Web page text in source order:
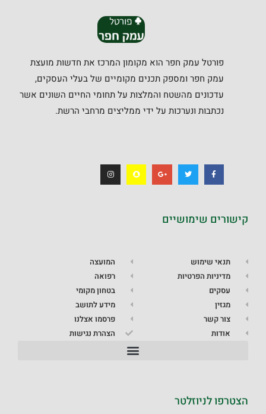
פורטל עמק חפר הוא מקומון המרכז את חדשות מועצת
עמק חפר ומספק תכנים מקומיים של בעלי העסקים,
עדכונים מהשטח והמלצות על תחומי החיים השונים אשר
נכתבות ונערכות על ידי ממליצים מרחבי הרשת.
קישורים שימושיים
תנאי שימוש
מדיניות הפרטיות
עסקים
מגזין
צור קשר
אודות
המועצה
רפואה
בטחון מקומי
מידע לתושב
פרסמו אצלנו
הצהרת נגישות
הצטרפו לניוזלטר